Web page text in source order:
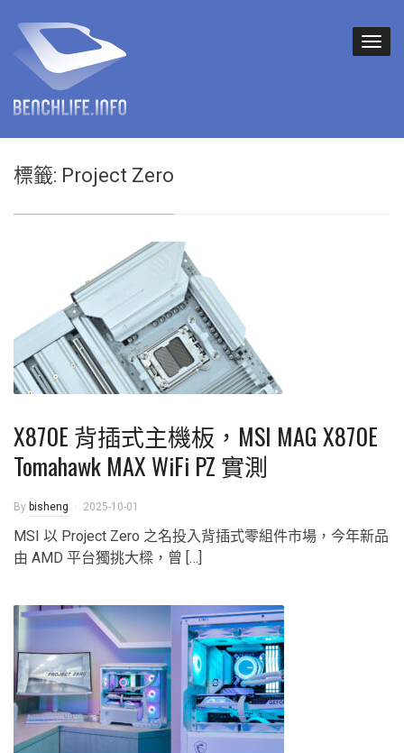
標籤: Project Zero
X870E 背插式主機板，MSI MAG X870E
Tomahawk MAX WiFi PZ 實測
By bisheng 2025-10-01
MSI 以 Project Zero 之名投入背插式零組件市場，今年新品
由 AMD 平台獨挑大樑，曾 […]